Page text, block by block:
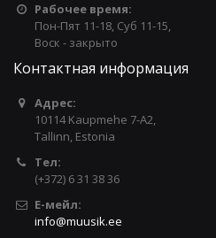
Рабочее время:
Пон-Пят 11-18, Суб 11-15,
Воск - закрыто
Контактная информация
Адрес:
10114 Kaupmehe 7-A2,
Tallinn, Estonia
Тел:
(+372) 6 31 38 36
Е-мейл:
info@muusik.ee